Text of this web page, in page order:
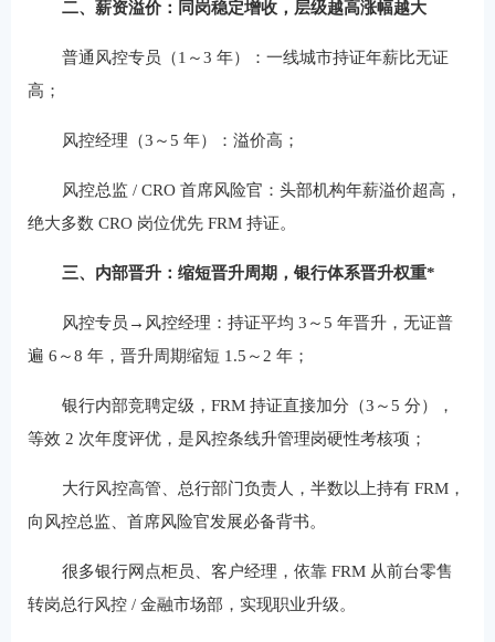
二、薪资溢价：同岗稳定增收，层级越高涨幅越大
普通风控专员（1～3 年）：一线城市持证年薪比无证
高；
风控经理（3～5 年）：溢价高；
风控总监 / CRO 首席风险官：头部机构年薪溢价超高，
绝大多数 CRO 岗位优先 FRM 持证。
三、内部晋升：缩短晋升周期，银行体系晋升权重*
风控专员→风控经理：持证平均 3～5 年晋升，无证普
遍 6～8 年，晋升周期缩短 1.5～2 年；
银行内部竞聘定级，FRM 持证直接加分（3～5 分），
等效 2 次年度评优，是风控条线升管理岗硬性考核项；
大行风控高管、总行部门负责人，半数以上持有 FRM，
向风控总监、首席风险官发展必备背书。
很多银行网点柜员、客户经理，依靠 FRM 从前台零售
转岗总行风控 / 金融市场部，实现职业升级。